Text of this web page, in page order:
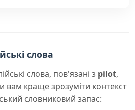
слова
слова, пов'язані з pilot,
вам краще зрозуміти контекст
словниковий запас: